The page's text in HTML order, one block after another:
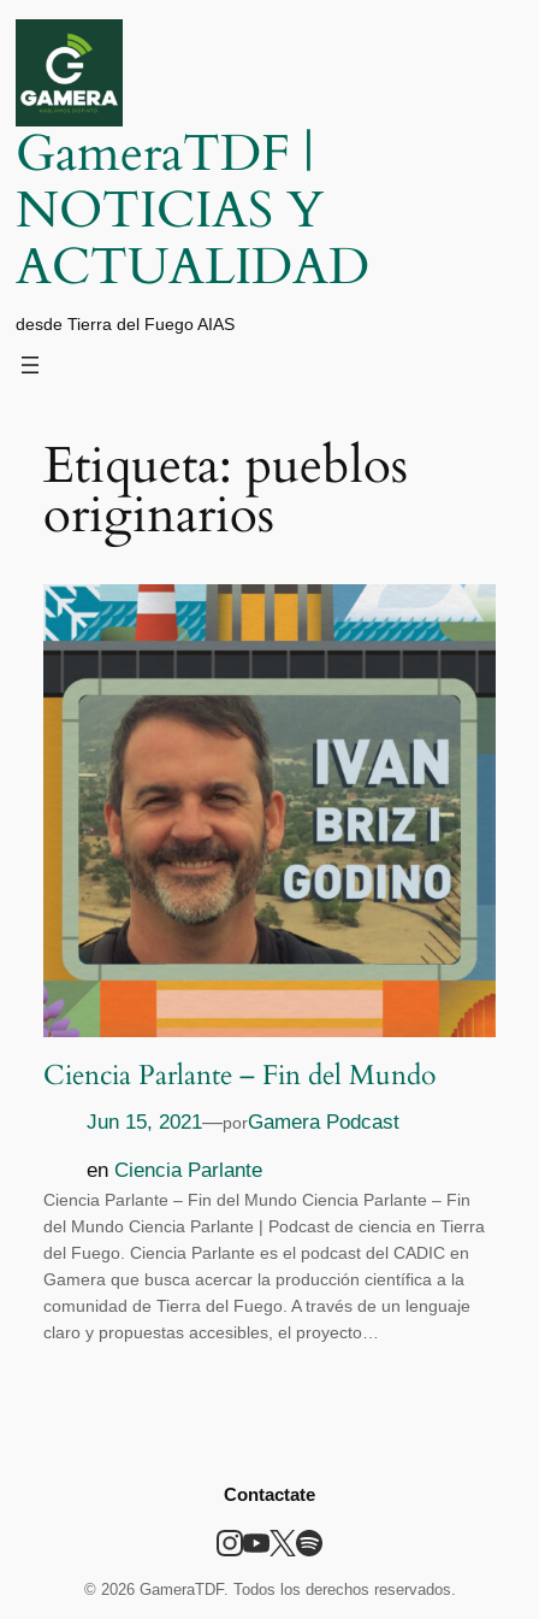
Saltar
contenido
GameraTDF |
NOTICIAS Y
ACTUALIDAD
desde Tierra del Fuego AIAS
Etiqueta: pueblos
originarios
Ciencia Parlante – Fin del Mundo
Jun 15, 2021—porGamera Podcast
en Ciencia Parlante
Ciencia Parlante – Fin del Mundo Ciencia Parlante – Fin
del Mundo Ciencia Parlante | Podcast de ciencia en Tierra
del Fuego. Ciencia Parlante es el podcast del CADIC en
Gamera que busca acercar la producción científica a la
comunidad de Tierra del Fuego. A través de un lenguaje
claro y propuestas accesibles, el proyecto…
Contactate
© 2026 GameraTDF. Todos los derechos reservados.